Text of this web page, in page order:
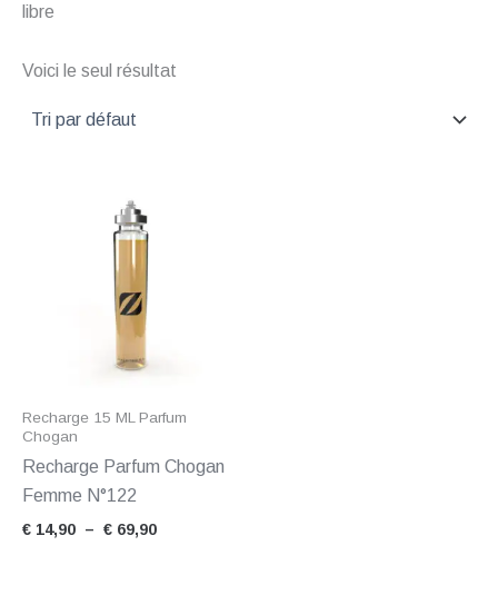
libre
Voici le seul résultat
Recharge 15 ML Parfum
Chogan
Recharge Parfum Chogan
Femme N°122
€ 14,90 – € 69,90